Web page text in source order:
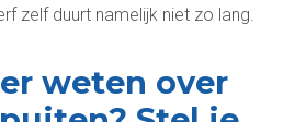
zelf duurt namelijk niet zo lang.
weten over